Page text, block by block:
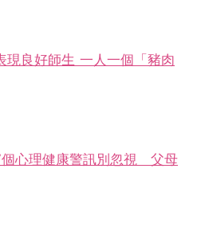
現良好師生 一人一個「豬肉
個心理健康警訊別忽視 父母